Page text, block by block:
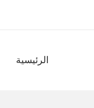
الرئيسية